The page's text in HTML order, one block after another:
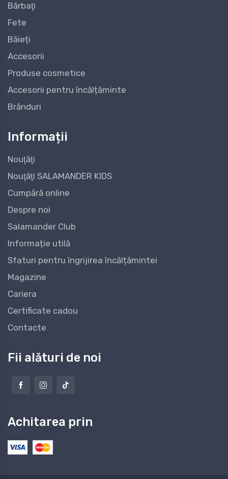
Bărbaţi
Fete
Băieți
Accesorii
Produse cosmetice
Accesorii pentru încălțăminte
Brănduri
Informații
Nouţăţi
Nouţăţi SALAMANDER KIDS
Cumpără online
Despre noi
Salamander Club
Informație utilă
Sfaturi pentru îngrijirea încălțămintei
Magazine
Cariera
Certificate cadou
Contacte
Fii alături de noi
Achitarea prin